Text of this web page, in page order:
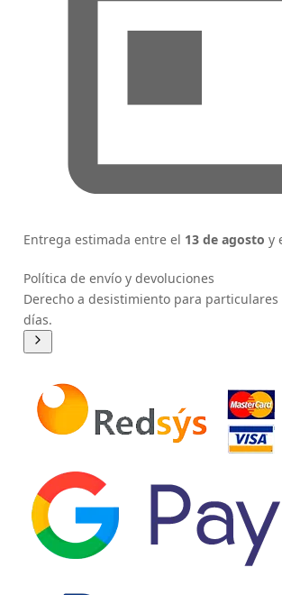
Entrega estimada entre el 13 de agosto y
Política de envío y devoluciones
Derecho a desistimiento para
días.